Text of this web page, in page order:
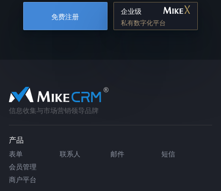
免费注册
企业级
私有数字化平台
信息收集与市场营销领导品牌
产品
表单 联系人 邮件
短信
会员管理
商户平台